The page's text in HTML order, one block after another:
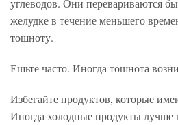
углеводов. Они перевариваются
желудке в течение меньшего
тошноту.
Ешьте часто. Иногда тошнота
Избегайте продуктов, которые
Иногда холодные продукты лучше